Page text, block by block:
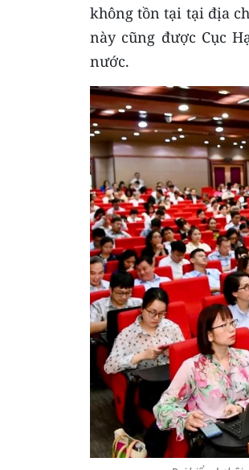
không tồn tại tại địa
này cũng được Cục
nước.